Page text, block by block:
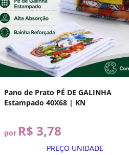
Pano de Prato PÉ DE GALINHA
Estampado 40X68 | KN
por R$ 3,78
PREÇO UNIDADE